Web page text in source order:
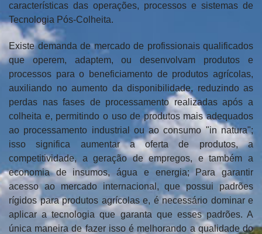
características das operações, processos e sistemas de
Tecnologia Pós-Colheita.
Existe demanda de mercado de profissionais qualificados
que operem, adaptem, ou desenvolvam produtos e
processos para o beneficiamento de produtos agrícolas,
auxiliando no aumento da disponibilidade, reduzindo as
perdas nas fases de processamento realizadas após a
colheita e, permitindo o uso de produtos mais adequados
ao processamento industrial ou ao consumo "in natura";
isso significa aumentar a oferta de produtos, a
competitividade, a geração de empregos, e também a
economia de insumos, água e energia; Para garantir
acesso ao mercado internacional, que possui padrões
rígidos para produtos agrícolas e, é necessário dominar e
aplicar a tecnologia que garanta que esses padrões. A
única maneira de fazer isso é melhorando a qualidade do